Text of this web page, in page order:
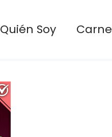
Quién Soy Carne